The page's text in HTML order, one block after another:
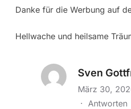
Danke für die Werbung auf
Hellwache und heilsame
Sven
März 30,
· Antworten